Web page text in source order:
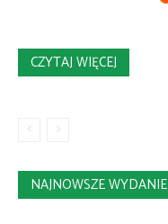
CZYTAJ WIĘCEJ
NAJNOWSZE WYDANIE